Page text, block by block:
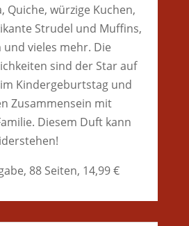
Quiche, würzige Kuchen,
Strudel und Muffins,
vieles mehr. Die
sind der Star auf
Kindergeburtstag und
Zusammensein mit
Diesem Duft kann
88 Seiten, 14,99 €